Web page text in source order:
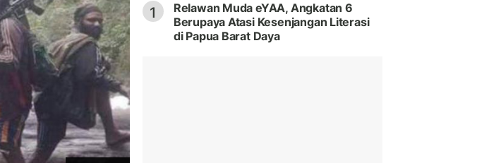
1
Relawan Muda eYAA, Angkatan 6
Berupaya Atasi Kesenjangan Literasi
di Papua Barat Daya